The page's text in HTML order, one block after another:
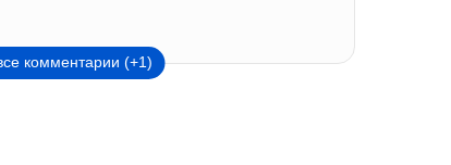
комментарии (+1)